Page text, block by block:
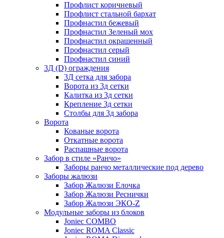
Профлист коричневый
Профлист стальной бархат
Профнастил бежевый
Профнастил Зеленый мох
Профнастил окрашенный
Профнастил серый
Профнастил синий
3Д (D) ограждения
3Д сетка для забора
Ворота из 3д сетки
Калитка из 3д сетки
Крепление 3д сетки
Столбы для 3д забора
Ворота
Кованые ворота
Откатные ворота
Распашные ворота
Забор в стиле «Ранчо»
Заборы ранчо металлические под дерево
Заборы жалюзи
Забор Жалюзи Елочка
Забор Жалюзи Реснички
Забор Жалюзи ЭКО-Z
Модульные заборы из блоков
Joniec COMBO
Joniec ROMA Classic